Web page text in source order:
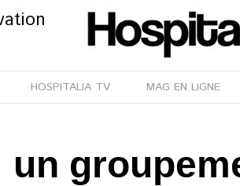
HOSPITALIA TV MAG EN LIGNE